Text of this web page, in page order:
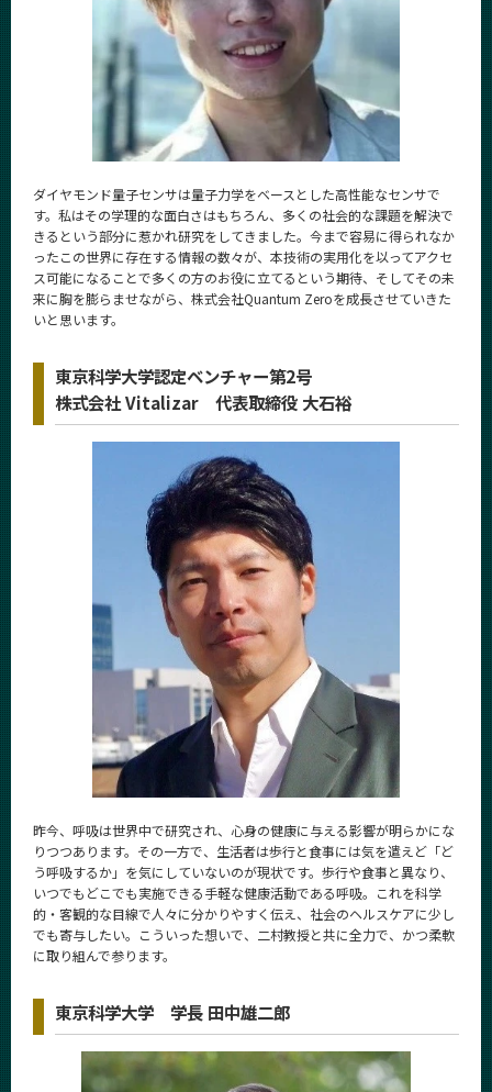
ダイヤモンド量子センサは量子力学をベースとした高性能なセンサで
す。私はその学理的な面白さはもちろん、多くの社会的な課題を解決で
きるという部分に惹かれ研究をしてきました。今まで容易に得られなか
ったこの世界に存在する情報の数々が、本技術の実用化を以ってアクセ
ス可能になることで多くの方のお役に立てるという期待、そしてその未
来に胸を膨らませながら、株式会社Quantum Zeroを成長させていきた
いと思います。
東京科学大学認定ベンチャー第2号
株式会社 Vitalizar 代表取締役 大石裕
昨今、呼吸は世界中で研究され、心身の健康に与える影響が明らかにな
りつつあります。その一方で、生活者は歩行と食事には気を遣えど「ど
う呼吸するか」を気にしていないのが現状です。歩行や食事と異なり、
いつでもどこでも実施できる手軽な健康活動である呼吸。これを科学
的・客観的な目線で人々に分かりやすく伝え、社会のヘルスケアに少し
でも寄与したい。こういった想いで、二村教授と共に全力で、かつ柔軟
に取り組んで参ります。
東京科学大学 学長 田中雄二郎